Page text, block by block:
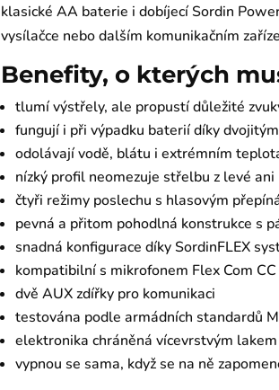
klasické AA baterie i dobíjecí Sordin
vysílačce nebo dalším komunikačním
Benefity, o kterých
tlumí výstřely, ale propustí důležité
fungují i při výpadku baterií díky
odolávají vodě, blátu i extrémním
nízký profil neomezuje střelbu z levé
čtyři režimy poslechu s hlasovým
pevná a přitom pohodlná konstrukce s
snadná konfigurace díky SordinFLEX
kompatibilní s mikrofonem Flex Com CC
dvě AUX zdířky pro komunikaci
testována podle armádních standardů
elektronika chráněná vícevrstvým
vypnou se sama, když se na ně